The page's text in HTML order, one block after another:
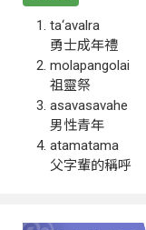
ta‘avalra
勇士成年禮
molapangolai
祖靈祭
asavasavahe
男性青年
atamatama
父字輩的稱呼